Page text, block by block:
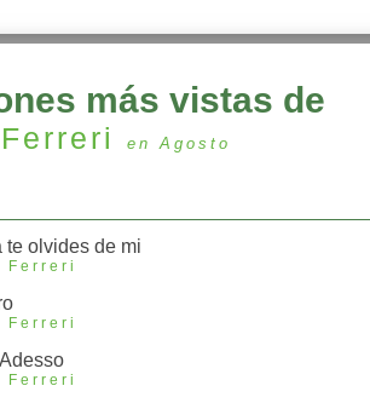
más vistas de
en Agosto
te olvides de mi
Ferreri
Ferreri
Ferreri